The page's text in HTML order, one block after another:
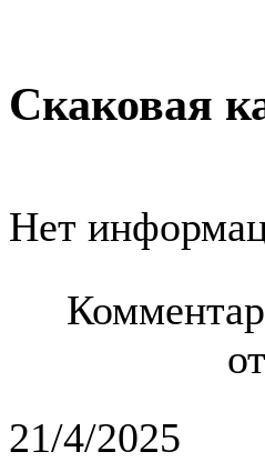
Скаковая
Нет
21/4/2025